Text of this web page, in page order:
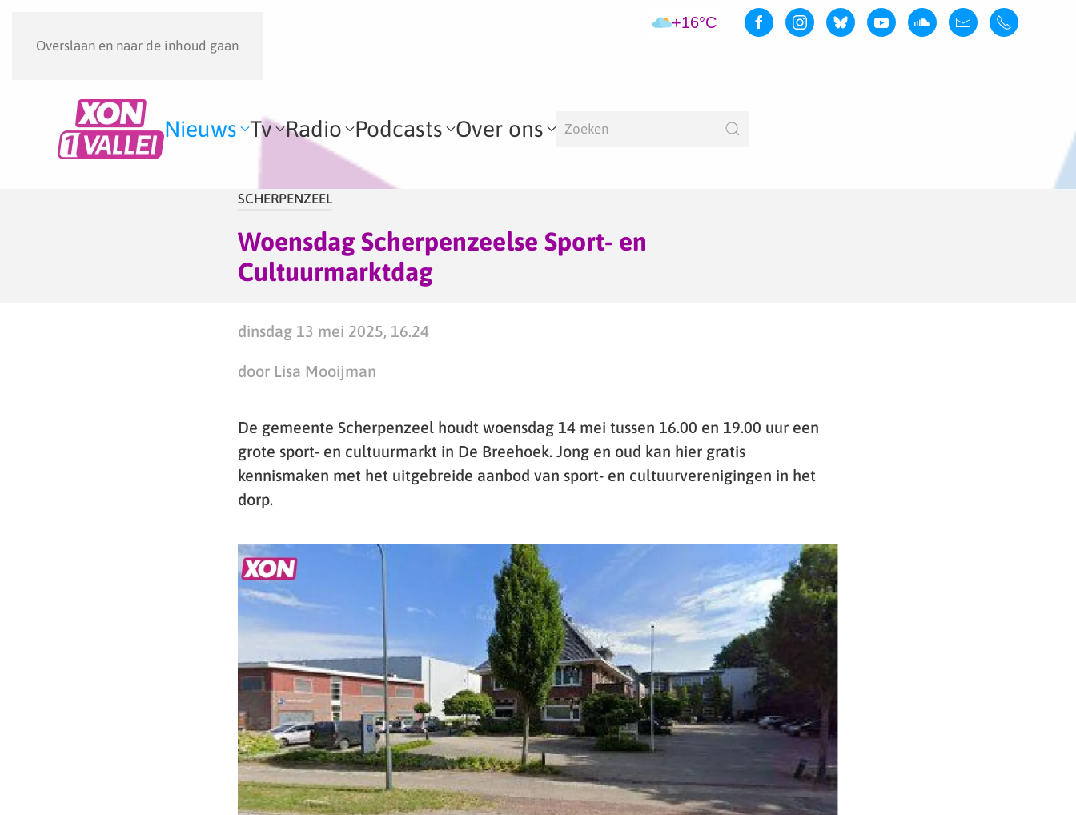
Overslaan en naar de inhoud gaan
+16°C
Nieuws Tv Radio Podcasts Over ons
SCHERPENZEEL
Woensdag Scherpenzeelse Sport- en
Cultuurmarktdag
dinsdag 13 mei 2025, 16.24
door Lisa Mooijman
De gemeente Scherpenzeel houdt woensdag 14 mei tussen 16.00 en 19.00 uur een
grote sport- en cultuurmarkt in De Breehoek. Jong en oud kan hier gratis
kennismaken met het uitgebreide aanbod van sport- en cultuurverenigingen in het
dorp.